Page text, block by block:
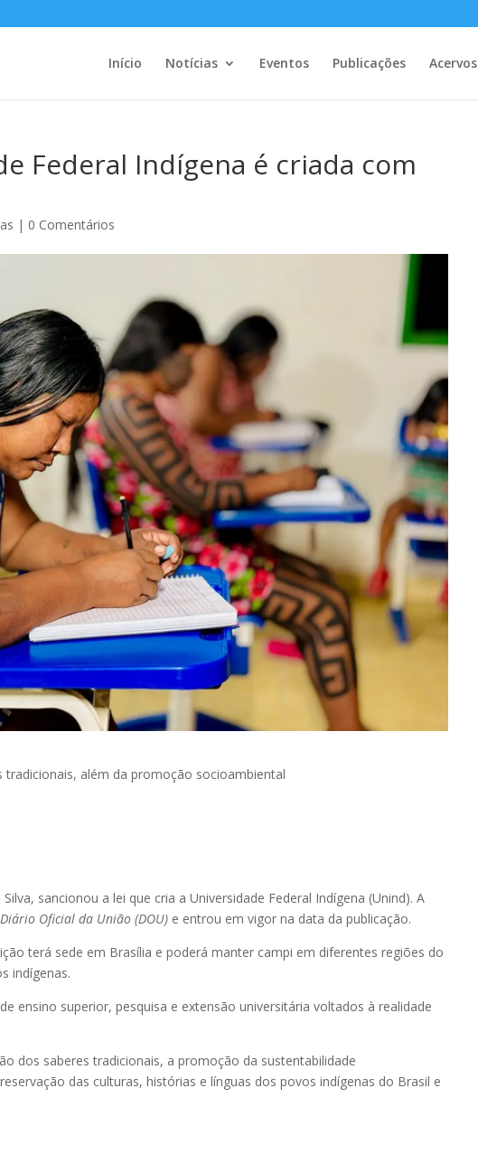
Início Notícias Eventos Publicações Acervos
Federal Indígena é criada com
| 0 Comentários
além da promoção socioambiental
sancionou a lei que cria a Universidade Federal Indígena (Unind). A
Diário Oficial da União (DOU) e entrou em vigor na data da publicação.
terá sede em Brasília e poderá manter campi em diferentes regiões do
indígenas.
ensino superior, pesquisa e extensão universitária voltados à realidade
dos saberes tradicionais, a promoção da sustentabilidade
das culturas, histórias e línguas dos povos indígenas do Brasil e